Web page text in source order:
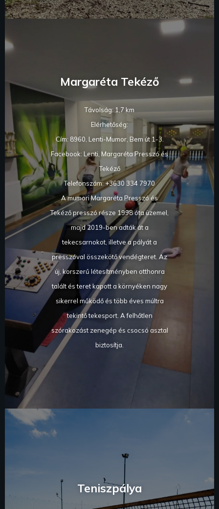
Margaréta Tekéző
Távolság: 1,7 km
Elérhetőség:
Cím: 8960, Lenti-Mumor, Bem út 1-3.
Facebook: Lenti, Margaréta Presszó és
Tekéző
Telefonszám: +3630 334 7970
A mumori Margaréta Presszó és
Tekéző presszó része 1998 óta üzemel,
majd 2019-ben adták át a
tekecsarnokot, illetve a pályát a
presszóval összekötő vendégteret. Az
új, korszerű létesítményben otthonra
talált és teret kapott a környéken nagy
sikerrel működő és több éves múltra
tekintő tekesport. A felhőtlen
szórakozást zenegép és csocsó asztal
biztosítja.
Teniszpálya